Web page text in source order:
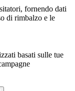
fornendo dati
di rimbalzo e le
basati sulle tue